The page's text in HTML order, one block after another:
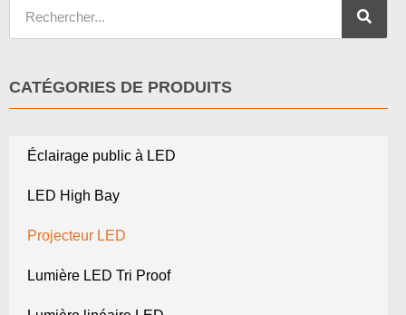
CATÉGORIES DE PRODUITS
Éclairage public à LED
LED High Bay
Projecteur LED
Lumière LED Tri Proof